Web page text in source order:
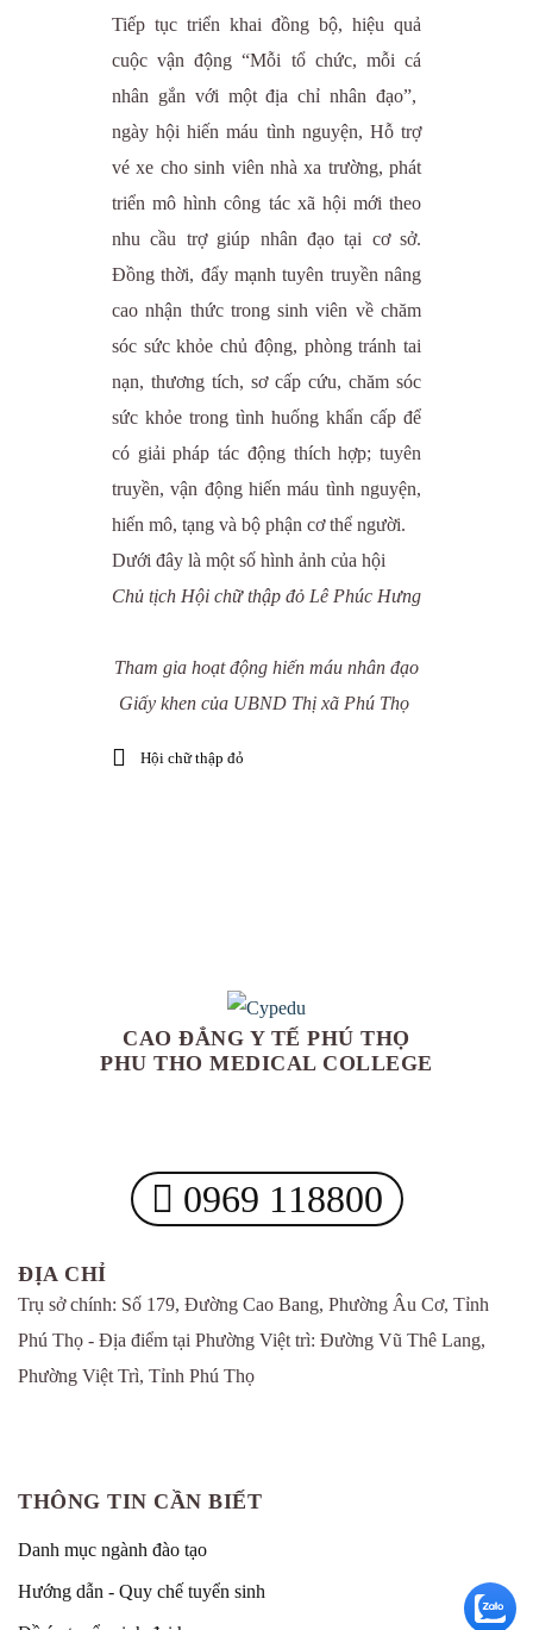
Tiếp tục triển khai đồng bộ, hiệu quả
cuộc vận động “Mỗi tổ chức, mỗi cá
nhân gắn với một địa chỉ nhân đạo”,
ngày hội hiến máu tình nguyện, Hỗ trợ
vé xe cho sinh viên nhà xa trường, phát
triển mô hình công tác xã hội mới theo
nhu cầu trợ giúp nhân đạo tại cơ sở.
Đồng thời, đẩy mạnh tuyên truyền nâng
cao nhận thức trong sinh viên về chăm
sóc sức khỏe chủ động, phòng tránh tai
nạn, thương tích, sơ cấp cứu, chăm sóc
sức khỏe trong tình huống khẩn cấp để
có giải pháp tác động thích hợp; tuyên
truyền, vận động hiến máu tình nguyện,
hiến mô, tạng và bộ phận cơ thể người.
Dưới đây là một số hình ảnh của hội
Chủ tịch Hội chữ thập đỏ Lê Phúc Hưng
Tham gia hoạt động hiến máu nhân đạo
Giấy khen của UBND Thị xã Phú Thọ
Hội chữ thập đỏ
CAO ĐẲNG Y TẾ PHÚ THỌ
PHU THO MEDICAL COLLEGE
0969 118800
ĐỊA CHỈ
Trụ sở chính: Số 179, Đường Cao Bang, Phường Âu Cơ, Tỉnh
Phú Thọ - Địa điểm tại Phường Việt trì: Đường Vũ Thê Lang,
Phường Việt Trì, Tỉnh Phú Thọ
THÔNG TIN CẦN BIẾT
Danh mục ngành đào tạo
Hướng dẫn - Quy chế tuyển sinh